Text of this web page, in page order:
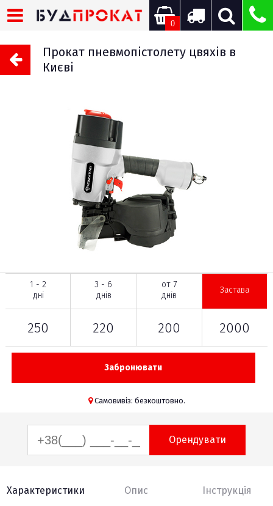
0
Прокат пневмопістолету цвяхів в
Києві
1 - 2
дні
250
3 - 6
днів
220
от 7
днів
200
Застава
2000
Забронювати
Самовивіз: безкоштовно.
Орендувати
Характеристики Опис Інструкція